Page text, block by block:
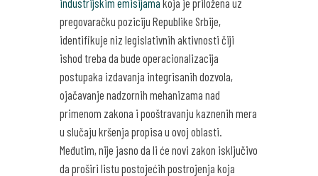
pregovaračku poziciju Republike Srbije,
identifikuje niz legislativnih aktivnosti čiji
ishod treba da bude operacionalizacija
postupaka izdavanja integrisanih dozvola,
ojačavanje nadzornih mehanizama nad
primenom zakona i pooštravanju kaznenih mera
u slučaju kršenja propisa u ovoj oblasti.
Međutim, nije jasno da li će novi zakon isključivo
da proširi listu postojećih postrojenja koja